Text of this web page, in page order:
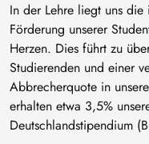
In der Lehre liegt uns
Förderung unserer
Herzen. Dies führt zu
Studierenden und einer
Abbrecherquote in
erhalten etwa 3,5%
Deutschlandstipendium